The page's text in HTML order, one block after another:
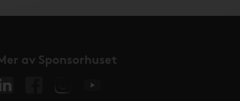
av Sponsorhuset